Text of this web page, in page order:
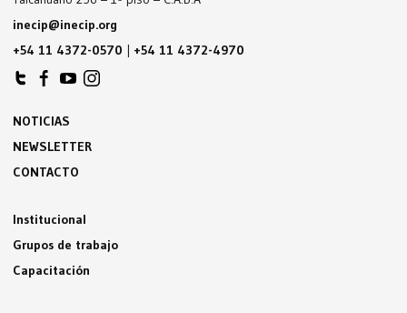
inecip@inecip.org
+54 11 4372-0570 | +54 11 4372-4970
NOTICIAS
NEWSLETTER
CONTACTO
Institucional
Grupos de trabajo
Capacitación